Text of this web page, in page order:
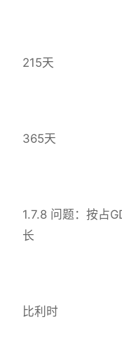
215天
365天
1.7.8 问题：按占
长
比利时